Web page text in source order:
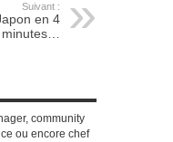
Suivant :
en 4
minutes…
community
ou encore chef